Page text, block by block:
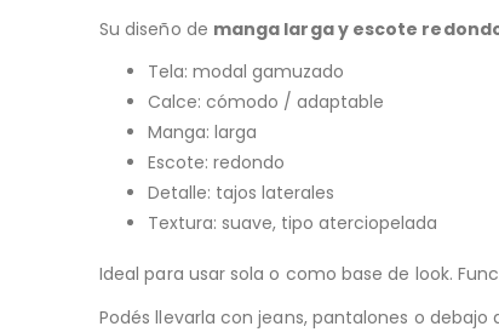
Su diseño de manga larga y escote
Tela: modal gamuzado
Calce: cómodo / adaptable
Manga: larga
Escote: redondo
Detalle: tajos laterales
Textura: suave, tipo aterciopelada
Ideal para usar sola o como base de look.
Podés llevarla con jeans, pantalones o